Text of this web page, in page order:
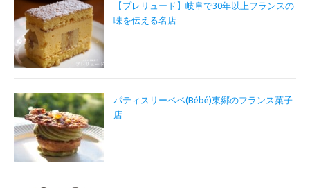
【プレリュード】岐阜で30年以上フランスの
味を伝える名店
パティスリーベベ(Bébé)東郷のフランス菓子
店